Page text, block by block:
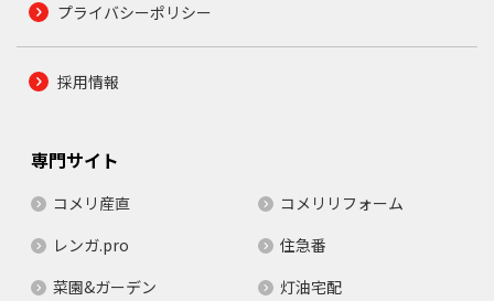
プライバシーポリシー
採用情報
専門サイト
コメリ産直
コメリリフォーム
レンガ.pro
住急番
菜園&ガーデン
灯油宅配